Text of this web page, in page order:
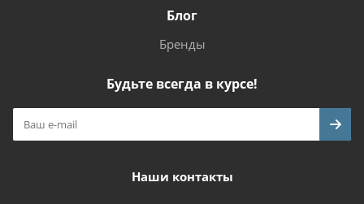
Блог
Бренды
Будьте всегда в курсе!
Наши контакты